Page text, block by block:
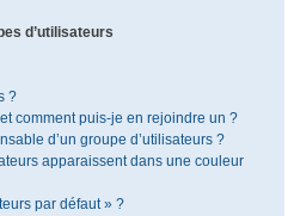
d’utilisateurs
?
comment puis-je en rejoindre un ?
d’un groupe d’utilisateurs ?
apparaissent dans une couleur
par défaut » ?